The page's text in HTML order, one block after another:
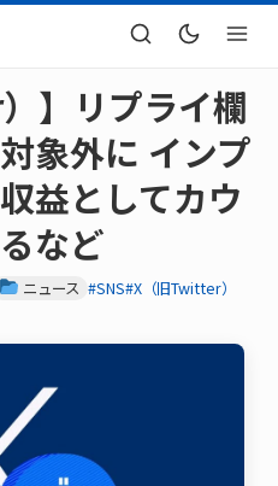
】リプライ欄
象外に インプ
益としてカウ
など
ニュース #SNS#X（旧Twitter）